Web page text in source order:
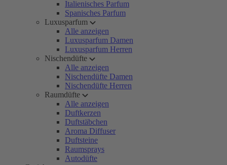
Italienisches Parfum
Spanisches Parfum
Luxusparfum
Alle anzeigen
Luxusparfum Damen
Luxusparfum Herren
Nischendüfte
Alle anzeigen
Nischendüfte Damen
Nischendüfte Herren
Raumdüfte
Alle anzeigen
Duftkerzen
Duftstäbchen
Aroma Diffuser
Duftsteine
Raumsprays
Autodüfte